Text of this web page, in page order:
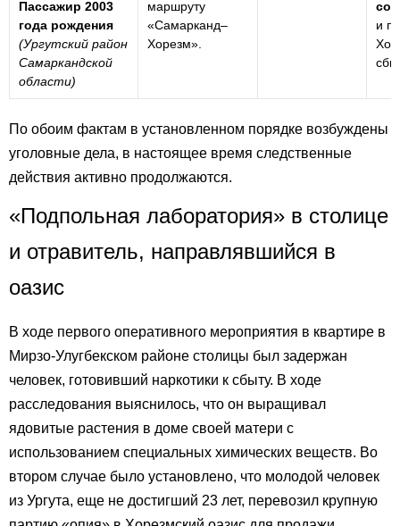
Пассажир 2003
года рождения
(Ургутский район
Самаркандской
области)
маршруту
«Самарканд–
Хорезм».
и
По обоим фактам в установленном порядке возбуждены
уголовные дела, в настоящее время следственные
действия активно продолжаются.
«Подпольная лаборатория» в столице
и отравитель, направлявшийся в
оазис
В ходе первого оперативного мероприятия в квартире в
Мирзо-Улугбекском районе столицы был задержан
человек, готовивший наркотики к сбыту. В ходе
расследования выяснилось, что он выращивал
ядовитые растения в доме своей матери с
использованием специальных химических веществ. Во
втором случае было установлено, что молодой человек
из Ургута, еще не достигший 23 лет, перевозил крупную